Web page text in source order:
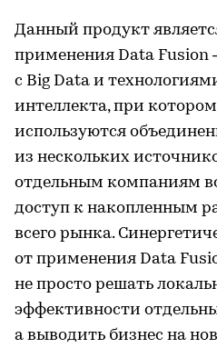
Данный продукт
применения Data
с Big Data и
интеллекта, при
используются
из нескольких
отдельным компаниям
доступ к накопленным
всего рынка.
от применения Data
не просто решать
эффективности
а выводить бизнес на